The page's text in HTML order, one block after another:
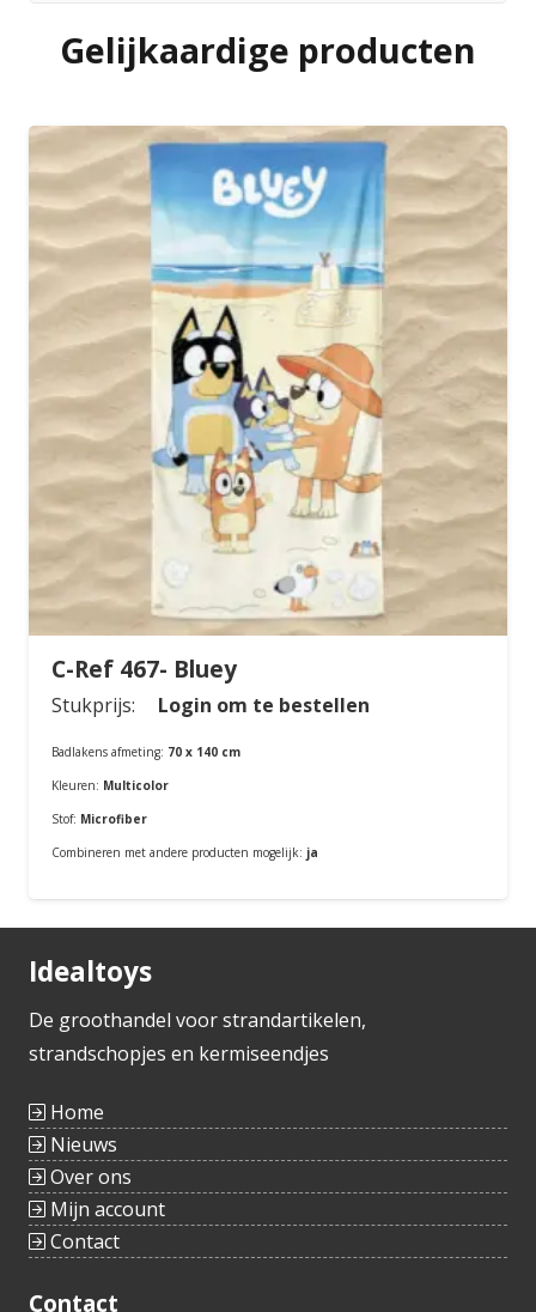
Gelijkaardige producten
C-Ref 467- Bluey
Stukprijs: Login om te bestellen
Badlakens afmeting: 70 x 140 cm
Kleuren: Multicolor
Stof: Microfiber
Combineren met andere producten mogelijk: ja
Idealtoys
De groothandel voor strandartikelen,
strandschopjes en kermiseendjes
Home
Nieuws
Over ons
Mijn account
Contact
Contact